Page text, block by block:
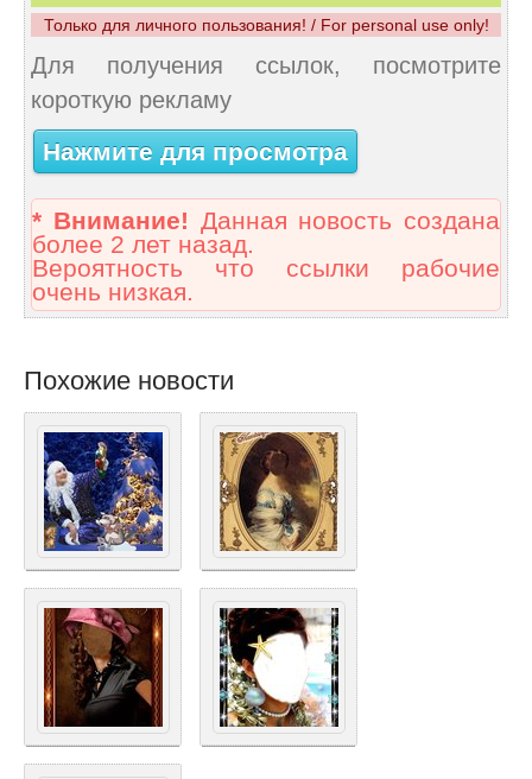
Только для личного пользования! / For personal use only!
Для получения ссылок, посмотрите
короткую рекламу
Нажмите для просмотра
* Внимание! Данная новость создана
более 2 лет назад.
Вероятность что ссылки рабочие
очень низкая.
Похожие новости